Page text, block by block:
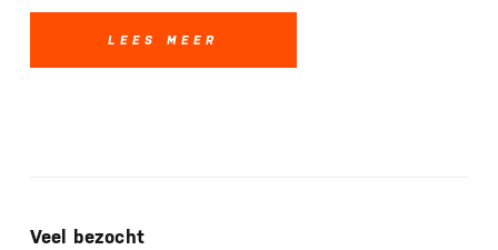
LEES MEER
Veel bezocht